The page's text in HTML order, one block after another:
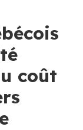
coût